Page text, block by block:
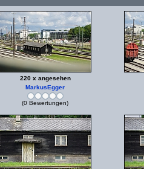
220 x angesehen
MarkusEgger
(0 Bewertungen)